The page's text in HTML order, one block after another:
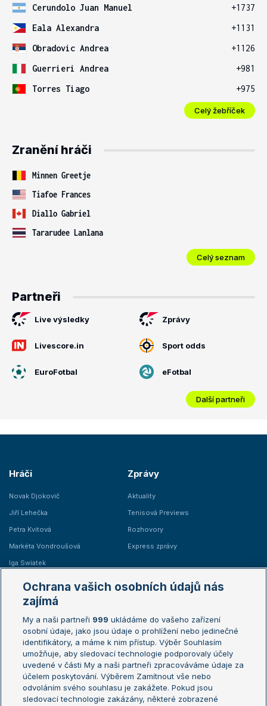
Cerundolo Juan Manuel
+1737
Eala Alexandra
+1131
Obradovic Andrea
+1126
Guerrieri Andrea
+981
Torres Tiago
+975
Celý žebříček
Zranění hráči
Minnen Greetje
Tiafoe Frances
Diallo Gabriel
Tararudee Lanlana
Celý seznam
Partneři
Live výsledky Zprávy
Livescore.in Sport odds
EuroFotbal eFotbal
Další partneři
Hráči
Novak Djokovič
Jiří Lehečka
Petra Kvitová
Markéta Vondroušová
Iga Swiatek
Zprávy
Aktuality
Tenisová Previews
Rozhovory
Express zprávy
Žebříčky
Žebříček ATP (muži)
Žebříček WTA (ženy)
Sázkařský žebříček
Australian Open
French Open
Wimbledon
US Open
Turnaj mistrů
Turnaj mistryň
Ochrana vašich osobních údajů nás
zajímá
My a naši partneři 999 ukládáme do vašeho zařízení
osobní údaje, jako jsou údaje o prohlížení nebo jedinečné
identifikátory, a máme k nim přístup. Výběr Souhlasím
umožňuje, aby sledovací technologie podporovaly účely
uvedené v části My a naši partneři zpracováváme údaje za
účelem poskytování. Výběrem Zamítnout vše nebo
odvoláním svého souhlasu je zakážete. Pokud jsou
sledovací technologie zakázány, některé zobrazené